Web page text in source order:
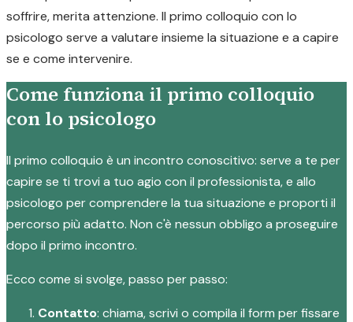
soffrire, merita attenzione. Il primo colloquio con lo
psicologo serve a valutare insieme la situazione e a capire
se e come intervenire.
Come funziona il primo colloquio
con lo psicologo
Il primo colloquio è un incontro conoscitivo: serve a te per
capire se ti trovi a tuo agio con il professionista, e allo
psicologo per comprendere la tua situazione e proporti il
percorso più adatto. Non c'è nessun obbligo a proseguire
dopo il primo incontro.
Ecco come si svolge, passo per passo:
Contatto: chiama, scrivi o compila il form per fissare